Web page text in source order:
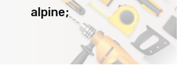
alpine;